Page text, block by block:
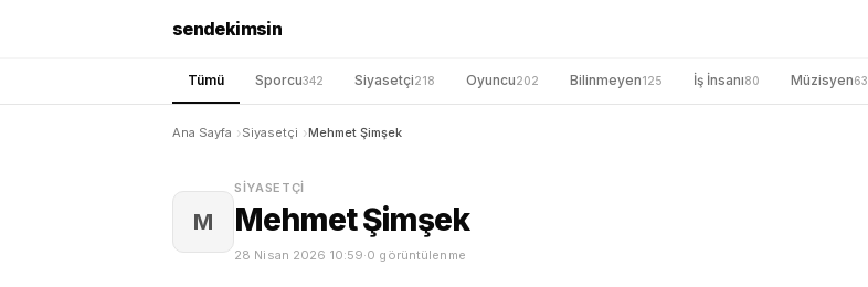
sendekimsin
Tümü Sporcu342 Siyasetçi218 Oyuncu202 Bilinmeyen125 İş İnsanı80 Müzisyen63
Ana Sayfa Siyasetçi Mehmet Şimşek
M
SIYASETÇI
Mehmet Şimşek
28 Nisan 2026 10:59·0 görüntülenme